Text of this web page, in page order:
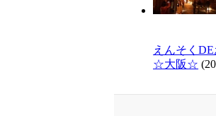
えんそく
☆大阪☆